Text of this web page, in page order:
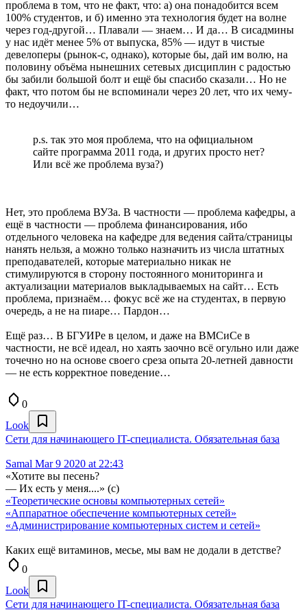
проблема в том, что не факт, что: а) она понадобится всем
100% студентов, и б) именно эта технология будет на волне
через год-другой… Плавали — знаем… И да… В сисадмины
у нас идёт менее 5% от выпуска, 85% — идут в чистые
девелоперы (рынок-с, однако), которые бы, дай им волю, на
половину объёма нынешних сетевых дисциплин с радостью
бы забили большой болт и ещё бы спасибо сказали… Но не
факт, что потом бы не вспоминали через 20 лет, что их чему-
то недоучили…
p.s. так это моя проблема, что на официальном
сайте программа 2011 года, и других просто нет?
Или всё же проблема вуза?)
Нет, это проблема ВУЗа. В частности — проблема кафедры, а
ещё в частности — проблема финансирования, ибо
отдельного человека на кафедре для ведения сайта/страницы
нанять нельзя, а можно только назначить из числа штатных
преподавателей, которые материально никак не
стимулируются в сторону постоянного мониторинга и
актуализации материалов выкладываемых на сайт… Есть
проблема, признаём… фокус всё же на студентах, в первую
очередь, а не на пиаре… Пардон…
Ещё раз… В БГУИРе в целом, и даже на ВМСиСе в
частности, не всё идеал, но хаять заочно всё огульно или даже
точечно но на основе своего среза опыта 20-летней давности
— не есть корректное поведение…
0
Look
Сети для начинающего IT-специалиста. Обязательная база
Samal Mar 9 2020 at 22:43
«Хотите вы песень?
— Их есть у меня....» (с)
«Теоретические основы компьютерных сетей»
«Аппаратное обеспечение компьютерных сетей»
«Администрирование компьютерных систем и сетей»
Каких ещё витаминов, месье, мы вам не додали в детстве?
0
Look
Сети для начинающего IT-специалиста. Обязательная база